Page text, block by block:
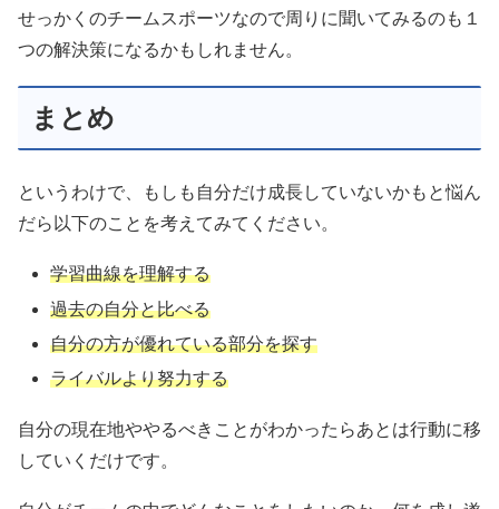
せっかくのチームスポーツなので周りに聞いてみるのも１
つの解決策になるかもしれません。
まとめ
というわけで、もしも自分だけ成長していないかもと悩ん
だら以下のことを考えてみてください。
学習曲線を理解する
過去の自分と比べる
自分の方が優れている部分を探す
ライバルより努力する
自分の現在地ややるべきことがわかったらあとは行動に移
していくだけです。